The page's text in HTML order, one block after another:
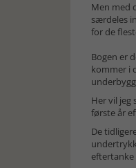
Men med
særdeles
for de
Bogen er
kommer i
Her vil jeg
første år
De